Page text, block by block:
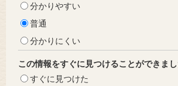
分かりやすい
普通
分かりにくい
この情報をすぐに見つけることができまし
すぐに見つけた